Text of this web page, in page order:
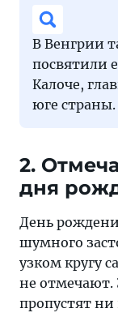
В Венгрии
посвятили
Калоче,
юге страны.
2.
дня
День
шумного
узком кругу
не
пропустят ни